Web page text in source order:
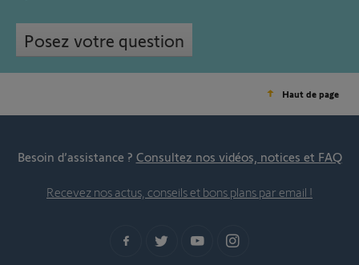
Posez votre question
Haut de page
Besoin d’assistance ? Consultez nos vidéos, notices et FAQ
Recevez nos actus, conseils et bons plans par email !